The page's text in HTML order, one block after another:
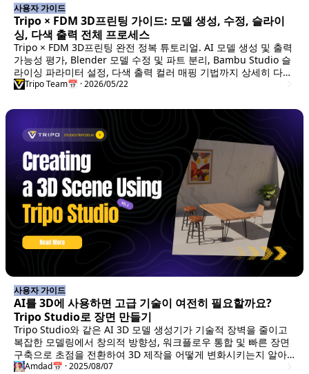
사용자 가이드
Tripo × FDM 3D프린팅 가이드: 모델 생성, 수정, 슬라이
싱, 다색 출력 전체 프로세스
Tripo × FDM 3D프린팅 완전 정복 튜토리얼. AI 모델 생성 및 출력
가능성 평가, Blender 모델 수정 및 파트 분리, Bambu Studio 슬
라이싱 파라미터 설정, 다색 출력 컬러 매핑 기법까지 상세히 다루
어 Tripo로 생성한 3D 모델을 고품질 출력물로 완성하는 방법을
Tripo Team📅 · 2026/05/22
사용자 가이드
AI를 3D에 사용하면 고급 기술이 여전히 필요할까요?
Tripo Studio로 장면 만들기
Tripo Studio와 같은 AI 3D 모델 생성기가 기술적 장벽을 줄이고
복잡한 모델링에서 창의적 방향성, 워크플로우 통합 및 빠른 장면
구축으로 초점을 전환하여 3D 제작을 어떻게 변화시키는지 알아
보세요.
Amdad📅 · 2025/08/07